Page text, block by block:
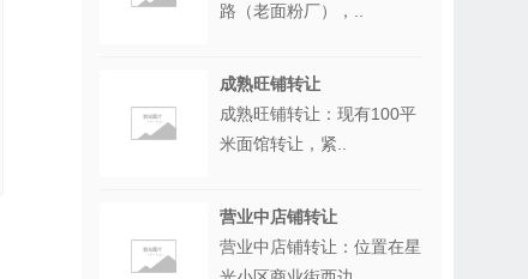
路（老面粉厂），..
成熟旺铺转让
成熟旺铺转让：现有100平
米面馆转让，紧..
营业中店铺转让
营业中店铺转让：位置在星